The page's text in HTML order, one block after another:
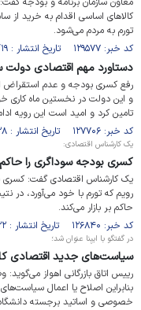
کالاهای اساسی اقدام به خرید از
تورم به مردم می‌شود.
کد خبر: ۱۲۹۵۷۷ تاریخ انتشار : ۱۴۰۰/۱۰/۱۹
دستاورد مهم اقتصادی دولت
رفع کسری بودجه و عدم استقراض
و این دولت در نخستین ماه کاری
تامین کرد و امید است این رویه
کد خبر: ۱۲۷۷۰۶ تاریخ انتشار : ۱۴۰۰/۰۷/۲۸
یک کارشناس اقتصادی:
کسری بودجه سوداگری را حاکم
یک کارشناس اقتصادی گفت: کسری
رویم که تورم با خود می‌آورد، در
حاکم بر بازار می‌کند.
کد خبر: ۱۲۶۸۴۰ تاریخ انتشار : ۱۴۰۰/۰۶/۲۲
در گفتگو با ایبِنا عنوان شد؛
سیاست‌های جدید اقتصادی
رییس اتاق بازرگانی اهواز می‌گوید:
بنابراین اصلاح یا اعمال
خصوصی و اساتید برجسته